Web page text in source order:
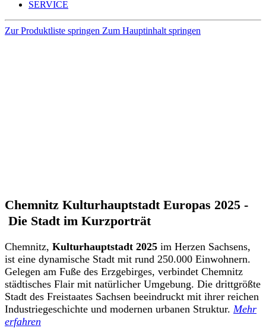
SERVICE
Zur Produktliste springen Zum Hauptinhalt springen
Chemnitz Kulturhauptstadt Europas 2025 -
Die Stadt im Kurzporträt
Chemnitz, Kulturhauptstadt 2025 im Herzen Sachsens,
ist eine dynamische Stadt mit rund 250.000 Einwohnern.
Gelegen am Fuße des Erzgebirges, verbindet Chemnitz
städtisches Flair mit natürlicher Umgebung. Die drittgrößte
Stadt des Freistaates Sachsen beeindruckt mit ihrer reichen
Industriegeschichte und modernen urbanen Struktur. Mehr
erfahren